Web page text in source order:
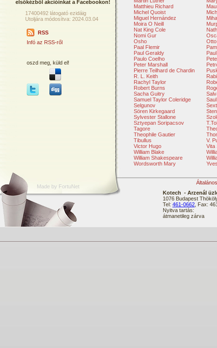
elsőkézből akcióinkat a Facebookon!
17400492 látogató ezidáig
Utoljára módosítva: 2024.03.04
RSS
Infó az RSS-ről
oszd meg, küld el!
Matthieu Richard
Michel Quoist
Miguel Hernández
Moira O Neill
Nat King Cole
Nomi Gur
Osho
Paal Flemir
Paul Geraldy
Paulo Coelho
Peter Marshall
Pierre Teilhard de Chardin
R. L. Keith
Rachyl Taylor
Robert Burns
Sacha Guitry
Samuel Taylor Coleridge
Selgunov
Sören Kirkegaard
Sylvester Stallone
Sztyepan Soripacsov
Tagore
Theophile Gautier
Tibullus
V.
Victor Hugo
Vita
William Blake
William Shakespeare
Wordsworth Mary
Made by FortuNet
Kotech - Arzenál
1076 Budapest
Tel: 461-0662 , Fax:
Nyitva tartás:
átmanetileg zárva